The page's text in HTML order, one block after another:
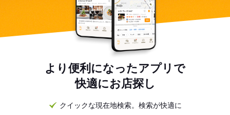
より便利になったアプリで
快適にお店探し
クイックな現在地検索。検索が快適に